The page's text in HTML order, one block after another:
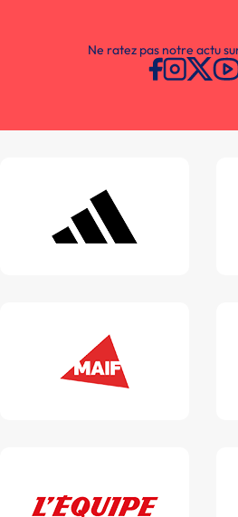
Ne ratez pas notre actu